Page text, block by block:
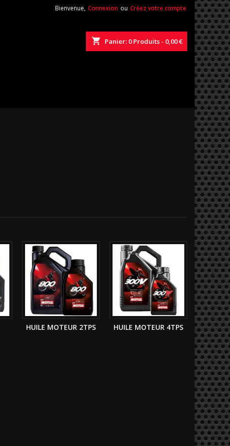
Bienvenue, Connexion ou Créez votre compte
shopping_cart Panier: 0Produits - 0,00 €
HUILE MOTEUR 2TPS HUILE MOTEUR 4TPS